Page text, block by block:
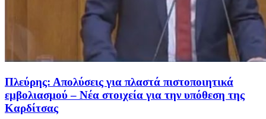
Πλεύρης: Απολύσεις για πλαστά πιστοποιητικά
εμβολιασμού – Νέα στοιχεία για την υπόθεση της
Καρδίτσας